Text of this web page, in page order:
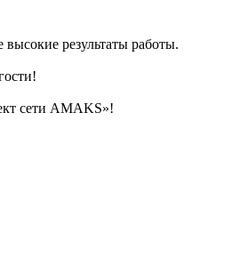
результаты работы.
сети AMAKS»!